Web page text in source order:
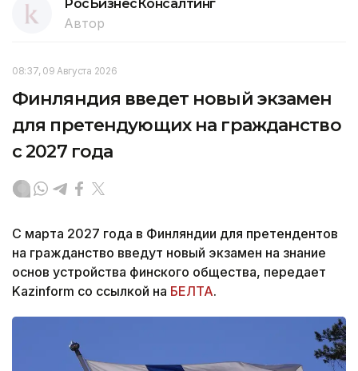
РосБизнесКонсалтинг
Автор
08:37, 09 Августа 2026
Финляндия введет новый экзамен
для претендующих на гражданство
с 2027 года
С марта 2027 года в Финляндии для претендентов
на гражданство введут новый экзамен на знание
основ устройства финского общества, передает
Kazinform со ссылкой на БЕЛТА.